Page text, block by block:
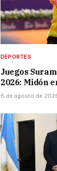
DEPORTES
Juegos
2026: Midón
6 de agosto de